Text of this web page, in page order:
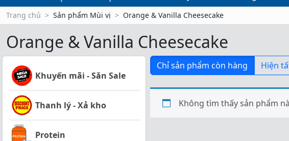
Trang chủ Sản phẩm Mùi vị Orange & Vanilla Cheesecake
Orange & Vanilla Cheesecake
Khuyến mãi - Săn Sale
Thanh lý - Xả kho
Protein
Chỉ sản phẩm còn hàng Hiện
Không tìm thấy sản phẩm